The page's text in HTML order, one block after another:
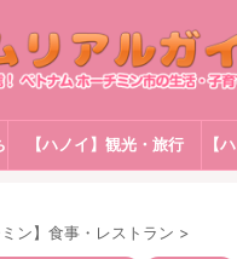
【ハノイ】観光・旅行 【
ミン】食事・レストラン >